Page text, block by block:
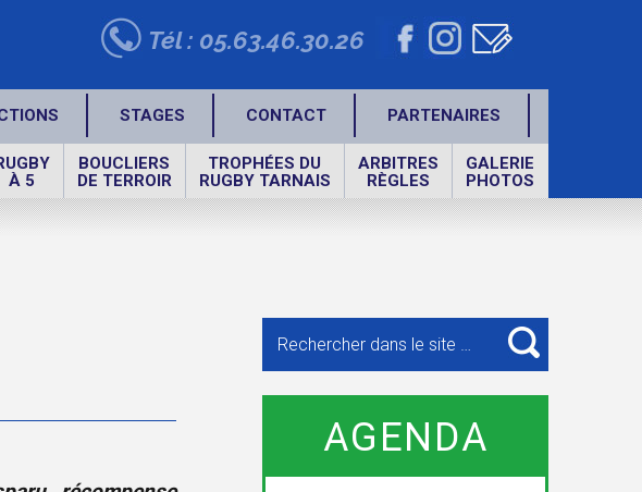
Tél : 05.63.46.30.26
STAGES CONTACT PARTENAIRES
À 5
BOUCLIERS
DE TERROIR
TROPHÉES DU
RUGBY TARNAIS
ARBITRES
RÈGLES
GALERIE
PHOTOS
pour
:
RECHERCHE
AGENDA